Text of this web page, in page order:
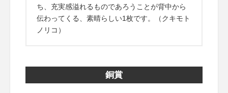
ち、充実感溢れるものであろうことが背中から
伝わってくる、素晴らしい1枚です。（クキモト
ノリコ）
銅賞